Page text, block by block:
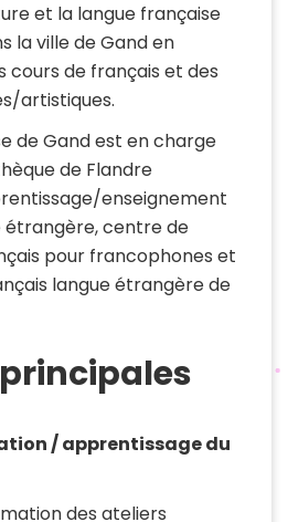
et la langue française
la ville de Gand en
cours de français et des
artistiques.
de Gand est en charge
de Flandre
enseignement
étrangère, centre de
pour francophones et
langue étrangère de
/ apprentissage du
des ateliers